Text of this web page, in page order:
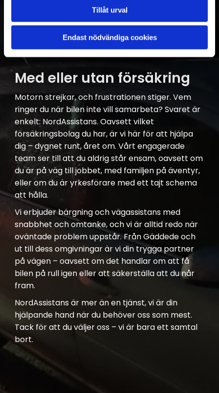
Tillåt urval
Endast nödvändiga cookies
vägassistans och bärgning. #Vi hittar alltid fram
KONTAKTA OSS
Med eller utan försäkring
Motorn strejkar, och frustrationen stiger. Vem
ringer du när bilen inte vill samarbeta? Svaret är
enkelt: NordAssistans. Oavsett vilket
försäkringsbolag du har, är vi här för att hjälpa
dig – dygnet runt, året om. Vårt engagerade
team ser till att du aldrig står ensam, oavsett om
du är på väg till jobbet, med familjen på äventyr,
eller om du är yrkesförare med ett tajt schema
att hålla.
Vi erbjuder bärgning och vägassistans med
snabbhet och omtanke, och vi är alltid redo när
oväntade problem uppstår. Från Gäddede och
ut till dess omgivningar är vi din trygga partner
på vägen – oavsett om det handlar om att få
bilen på rull igen eller att säkerställa att du når
fram.
NordAssistans är mer än en tjänst, vi är din
hjälpande hand när du behöver oss som mest.
Tack för att du väljer oss – vi är bara ett samtal
bort.